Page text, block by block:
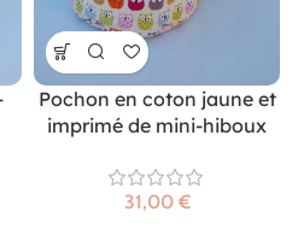
Pochon en coton jaune et
imprimé de mini-hiboux
€